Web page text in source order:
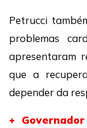
Petrucci
problemas
apresentaram
que a
depender da
+